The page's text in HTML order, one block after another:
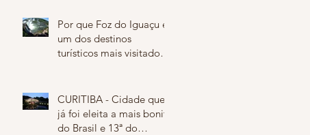
Por que Foz do Iguaçu é
um dos destinos
turísticos mais visitados
CURITIBA - Cidade que
já foi eleita a mais bonita
do Brasil e 13ª do